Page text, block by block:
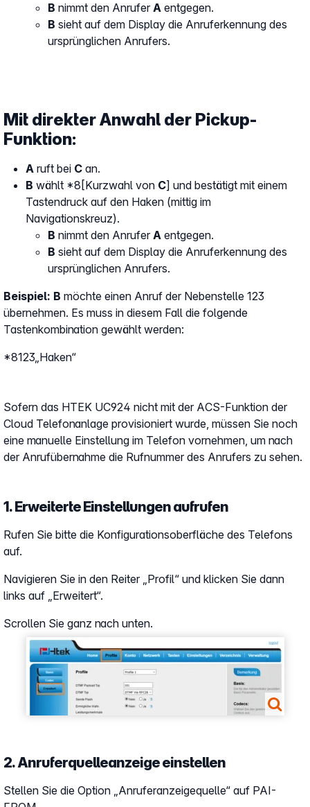
B nimmt den Anrufer A entgegen.
B sieht auf dem Display die Anruferkennung des
ursprünglichen Anrufers.
Mit direkter Anwahl der Pickup-
Funktion:
A ruft bei C an.
B wählt *8[Kurzwahl von C] und bestätigt mit einem
Tastendruck auf den Haken (mittig im
Navigationskreuz).
B nimmt den Anrufer A entgegen.
B sieht auf dem Display die Anruferkennung des
ursprünglichen Anrufers.
Beispiel: B möchte einen Anruf der Nebenstelle 123
übernehmen. Es muss in diesem Fall die folgende
Tastenkombination gewählt werden:
*8123„Haken“
Sofern das HTEK UC924 nicht mit der ACS-Funktion der
Cloud Telefonanlage provisioniert wurde, müssen Sie noch
eine manuelle Einstellung im Telefon vornehmen, um nach
der Anrufübernahme die Rufnummer des Anrufers zu sehen.
1. Erweiterte Einstellungen aufrufen
Show larger version
Rufen Sie bitte die Konfigurationsoberfläche des Telefons
auf.
Navigieren Sie in den Reiter „Profil“ und klicken Sie dann
links auf „Erweitert“.
Scrollen Sie ganz nach unten.
2. Anruferquelleanzeige einstellen
Stellen Sie die Option „Anruferanzeigequelle“ auf PAI-